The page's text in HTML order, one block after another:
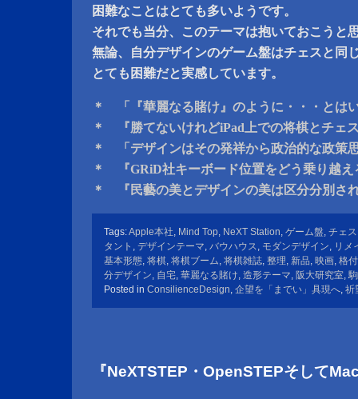
困難なことはとても多いようです。
それでも当分、このテーマは抱いておこうと
無論、自分デザインのゲーム盤はチェスと同
とても困難だと実感しています。
＊ 「『華麗なる賭け』のように・・・とは
＊ 『勝てないけれどiPad上での将棋とチェ
＊ 「デザインはその発祥から政治的な政策
＊ 『GRiD社キーボード位置をどう乗り越え
＊ 『民藝の美とデザインの美は区分分別さ
Tags:Apple本社, Mind Top, NeXT Station, ゲーム盤, チェス
タント , デザインテーマ, バウハウス, モダンデザイン, リメ
基本形態, 将棋, 将棋ブーム, 将棋雑誌, 整理, 新品, 映画, 格
分デザイン, 自宅, 華麗なる賭け, 造形テーマ, 阪大研究室, 駒
Posted in ConsilienceDesign, 企望を「までい」具現へ, 祈
『NeXTSTEP・OpenSTEPそして